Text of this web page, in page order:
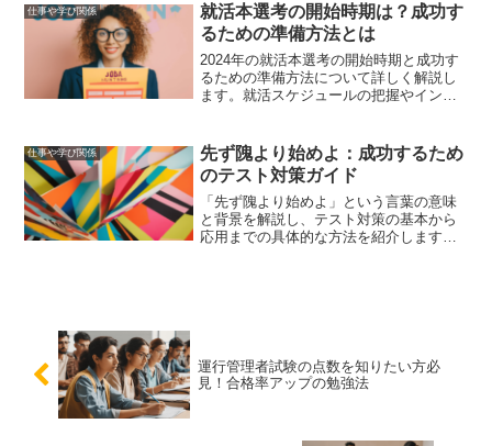
人形態が自分に適しているかを判断する
際の参考にします。
仕事や学び関係
就活本選考の開始時期は？成功す
るための準備方法とは
2024年の就活本選考の開始時期と成功す
るための準備方法について詳しく解説し
ます。就活スケジュールの把握やインタ
ための具体的な対策を紹介します。
仕事や学び関係
先ず隗より始めよ：成功するため
のテスト対策ガイド
「先ず隗より始めよ」という言葉の意味
と背景を解説し、テスト対策の基本から
応用までの具体的な方法を紹介します。
運行管理者試験の点数を知りたい方必
見！合格率アップの勉強法